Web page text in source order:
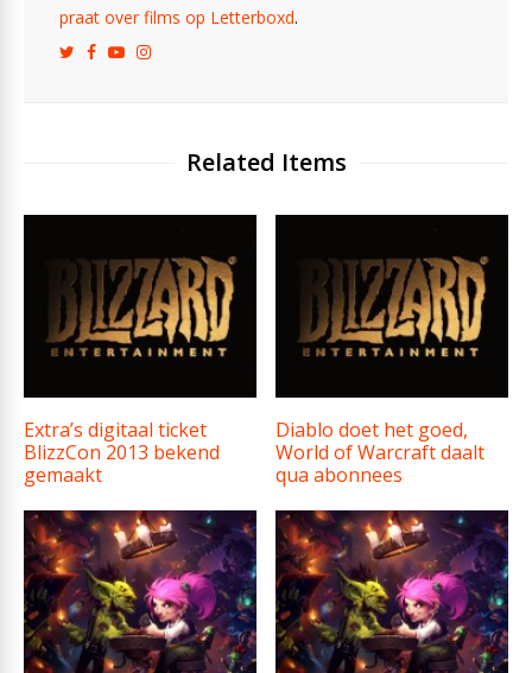
praat over films op Letterboxd.
Related Items
Extra’s digitaal ticket
BlizzCon 2013 bekend
gemaakt
Diablo doet het goed,
World of Warcraft daalt
qua abonnees